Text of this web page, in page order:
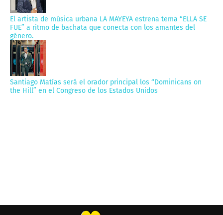
El artista de música urbana LA MAYEYA estrena tema “ELLA SE
FUE” a ritmo de bachata que conecta con los amantes del
género.
Santiago Matías será el orador principal los “Dominicans on
the Hill” en el Congreso de los Estados Unidos